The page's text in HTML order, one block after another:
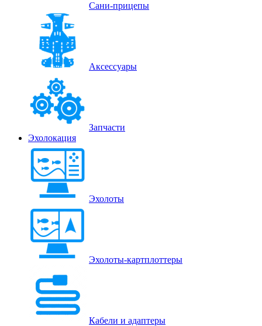
Сани-прицепы
Аксессуары
Запчасти
Эхолокация
Эхолоты
Эхолоты-картплоттеры
Кабели и адаптеры